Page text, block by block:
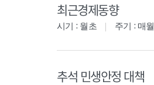
최근경제동향
시기 : 월초 주기 : 매월
추석 민생안정 대책